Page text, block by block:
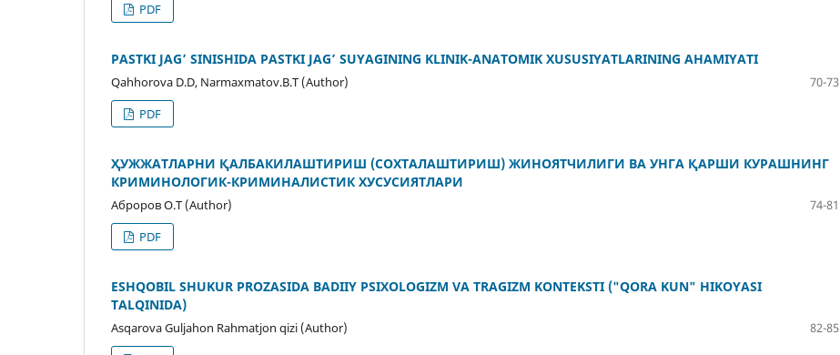
PDF
PASTKI JAG’ SINISHIDA PASTKI JAG’ SUYAGINING KLINIK-ANATOMIK XUSUSIYATLARINING AHAMIYATI
Qahhorova D.D, Narmaxmatov.B.T (Author)
70-73
PDF
ҲУЖЖАТЛАРНИ ҚАЛБАКИЛАШТИРИШ (СОХТАЛАШТИРИШ) ЖИНОЯТЧИЛИГИ ВА УНГА ҚАРШИ КУРАШНИНГ
КРИМИНОЛОГИК-КРИМИНАЛИСТИК ХУСУСИЯТЛАРИ
Аброров О.Т (Author)
74-81
PDF
ESHQOBIL SHUKUR PROZASIDA BADIIY PSIXOLOGIZM VA TRAGIZM KONTEKSTI ("QORA KUN" HIKOYASI
TALQINIDA)
Asqarova Guljahon Rahmatjon qizi (Author)
82-85